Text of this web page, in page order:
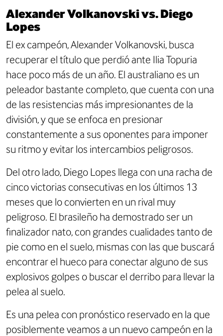
Alexander Volkanovski vs. Diego
Lopes
El ex campeón, Alexander Volkanovski, busca
recuperar el título que perdió ante Ilia Topuria
hace poco más de un año. El australiano es un
peleador bastante completo, que cuenta con una
de las resistencias más impresionantes de la
división, y que se enfoca en presionar
constantemente a sus oponentes para imponer
su ritmo y evitar los intercambios peligrosos.
Del otro lado, Diego Lopes llega con una racha de
cinco victorias consecutivas en los últimos 13
meses que lo convierten en un rival muy
peligroso. El brasileño ha demostrado ser un
finalizador nato, con grandes cualidades tanto de
pie como en el suelo, mismas con las que buscará
encontrar el hueco para conectar alguno de sus
explosivos golpes o buscar el derribo para llevar la
pelea al suelo.
Es una pelea con pronóstico reservado en la que
posiblemente veamos a un nuevo campeón en la